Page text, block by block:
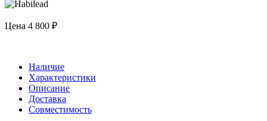
Цена 4 800 ₽
Наличие
Характеристики
Описание
Доставка
Совместимость